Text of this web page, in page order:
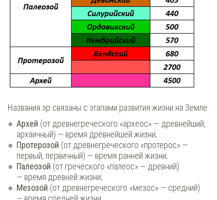
Названия эр связаны с этапами развития жизни на Земле.
Архей (от древнегреческого «археос» — древнейший,
архаичный) — время древнейшей жизни;
Протерозой (от древнегреческого «протерос» —
первый, первичный) — время ранней жизни;
Палеозой (от греческого «палеос» — древний)
— время древней жизни;
Мезозой (от древнегреческого «мезос» — средний)